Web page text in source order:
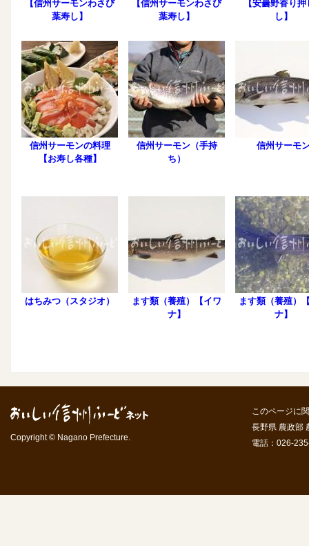
【信州サーモンわさび
葉寿し】
【信州サーモンわさび
葉寿し】
【安曇野香り押
し】
信州サーモンの料理
【お寿し各種】
信州サーモン（手持
ち）
信州サーモ
はちみつ（スタジオ）
ます類（養殖）【イワ
ナ】
ます類（養殖）
ナ】
Copyright © Nagano Prefecture.
このページに
長野県 農政部
電話：026-